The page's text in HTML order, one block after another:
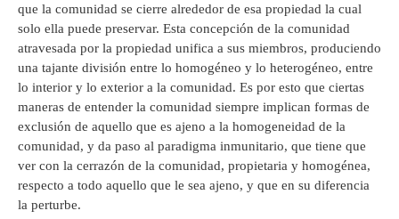
que la comunidad se cierre alrededor de esa propiedad la cual
solo ella puede preservar. Esta concepción de la comunidad
atravesada por la propiedad unifica a sus miembros, produciendo
una tajante división entre lo homogéneo y lo heterogéneo, entre
lo interior y lo exterior a la comunidad. Es por esto que ciertas
maneras de entender la comunidad siempre implican formas de
exclusión de aquello que es ajeno a la homogeneidad de la
comunidad, y da paso al paradigma inmunitario, que tiene que
ver con la cerrazón de la comunidad, propietaria y homogénea,
respecto a todo aquello que le sea ajeno, y que en su diferencia
la perturbe.